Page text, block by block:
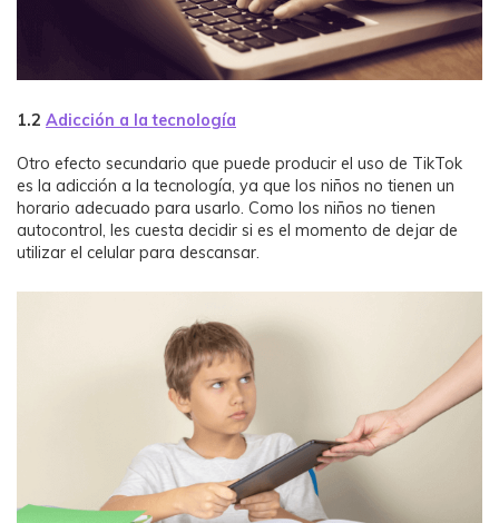
1.2 Adicción a la tecnología
Otro efecto secundario que puede producir el uso de TikTok
es la adicción a la tecnología, ya que los niños no tienen un
horario adecuado para usarlo. Como los niños no tienen
autocontrol, les cuesta decidir si es el momento de dejar de
utilizar el celular para descansar.